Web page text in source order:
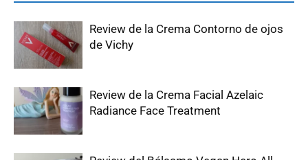
Review de la Crema Contorno de ojos
de Vichy
Review de la Crema Facial Azelaic
Radiance Face Treatment